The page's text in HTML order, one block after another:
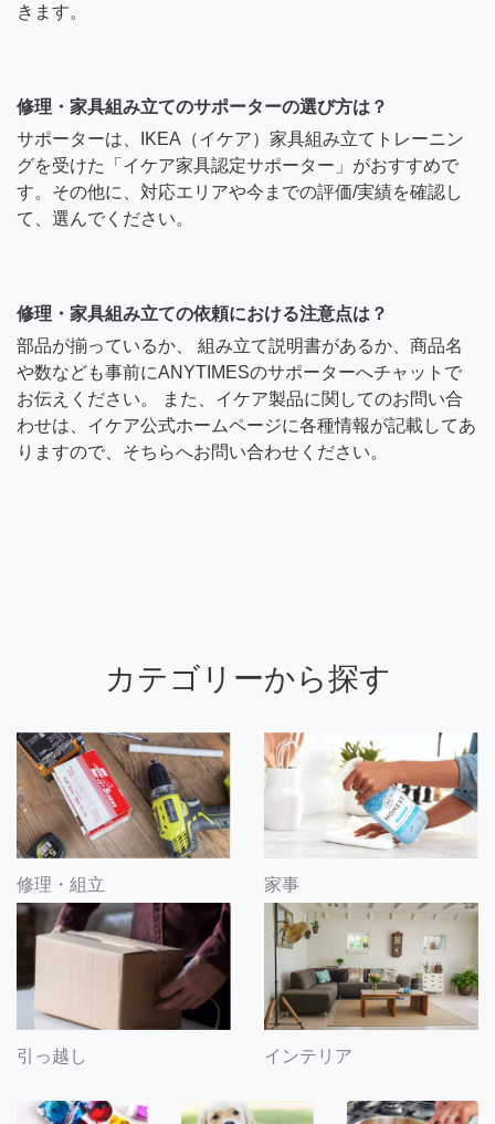
きます。
修理・家具組み立てのサポーターの選び方は？
サポーターは、IKEA（イケア）家具組み立てトレーニン
グを受けた「イケア家具認定サポーター」がおすすめで
す。その他に、対応エリアや今までの評価/実績を確認し
て、選んでください。
修理・家具組み立ての依頼における注意点は？
部品が揃っているか、 組み立て説明書があるか、商品名
や数なども事前にANYTIMESのサポーターへチャットで
お伝えください。 また、イケア製品に関してのお問い合
わせは、イケア公式ホームページに各種情報が記載してあ
りますので、そちらへお問い合わせください。
カテゴリーから探す
修理・組立 家事
引っ越し インテリア